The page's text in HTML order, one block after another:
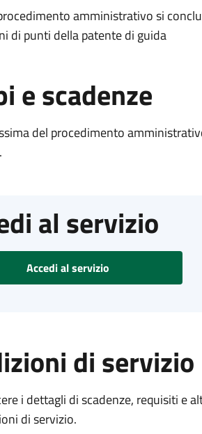
amministrativo si
di punti della patente di guida
e scadenze
del procedimento
al servizio
Accedi al servizio
di servizio
i dettagli di scadenze, requisiti e
di servizio.